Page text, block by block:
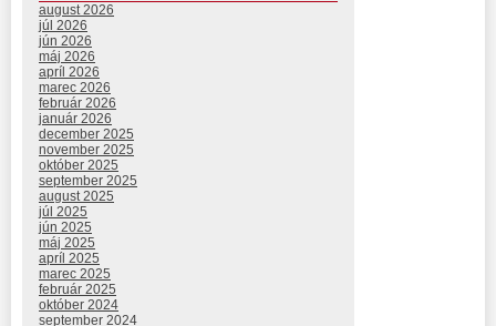
august 2026
júl 2026
jún 2026
máj 2026
apríl 2026
marec 2026
február 2026
január 2026
december 2025
november 2025
október 2025
september 2025
august 2025
júl 2025
jún 2025
máj 2025
apríl 2025
marec 2025
február 2025
október 2024
september 2024